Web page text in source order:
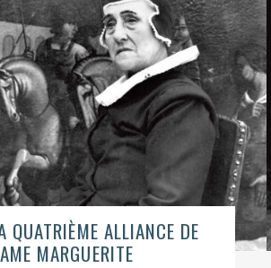
QUATRIÈME ALLIANCE DE
MARGUERITE